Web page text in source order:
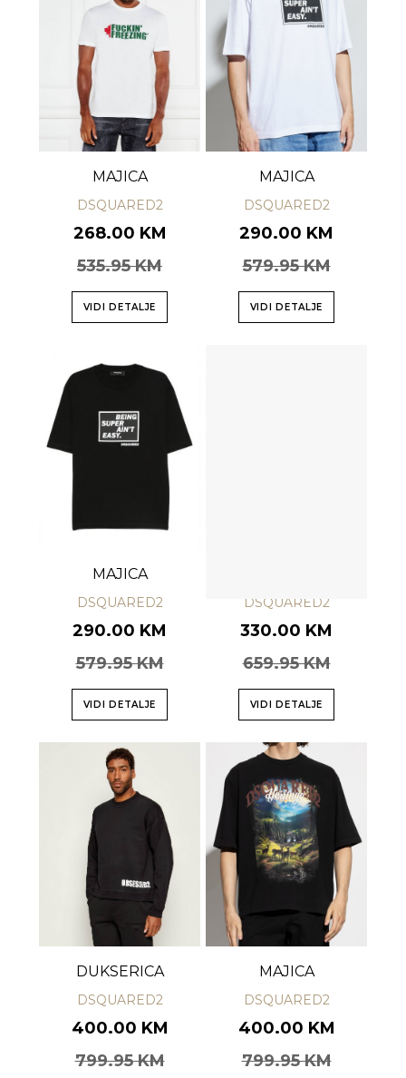
MAJICA
DSQUARED2
268.00 KM
535.95 KM
VIDI DETALJE
MAJICA
DSQUARED2
290.00 KM
579.95 KM
VIDI DETALJE
MAJICA
DSQUARED2
290.00 KM
579.95 KM
VIDI DETALJE
DSQUARED2
330.00 KM
659.95 KM
VIDI DETALJE
DUKSERICA
DSQUARED2
400.00 KM
799.95 KM
MAJICA
DSQUARED2
400.00 KM
799.95 KM